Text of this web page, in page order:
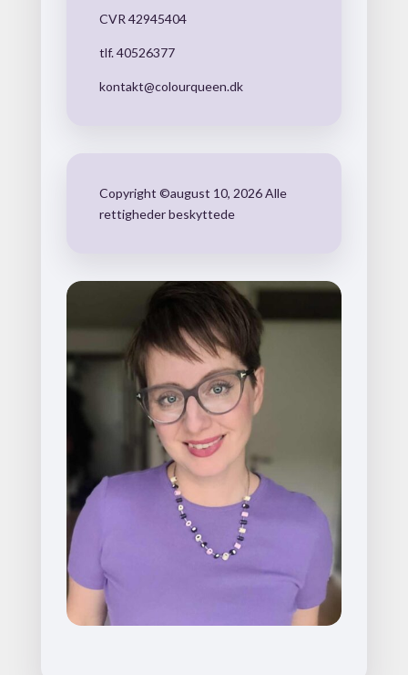
CVR 42945404
tlf. 40526377
kontakt@colourqueen.dk
Copyright ©august 10, 2026 Alle
rettigheder beskyttede